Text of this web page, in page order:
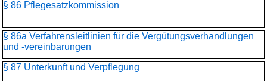
§ 86 Pflegesatzkommission
§ 86a Verfahrensleitlinien für die Vergütungsverhandlungen
und -vereinbarungen
§ 87 Unterkunft und Verpflegung